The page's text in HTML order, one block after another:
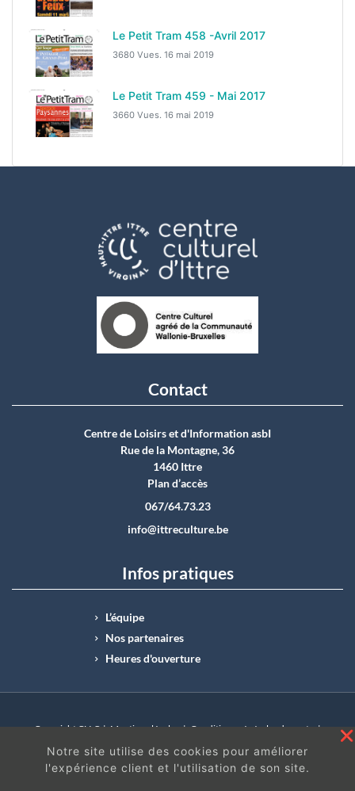
Le Petit Tram 458 -Avril 2017
3680 Vues. 16 mai 2019
Le Petit Tram 459 - Mai 2017
3660 Vues. 16 mai 2019
Contact
Centre de Loisirs et d'Information asbI
Rue de la Montagne, 36
1460 Ittre
Plan d’accès
067/64.73.23
info@ittreculture.be
Infos pratiques
L’équipe
Nos partenaires
Heures d'ouverture
Copyright CLI © | Mentions légales | Conditions générales de vente |
N°Entreprise : BE0414.742.009 |
BE50 0012 6285 4518
Notre site utilise des cookies pour améliorer
l'expérience client et l'utilisation de son site.